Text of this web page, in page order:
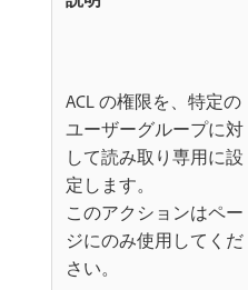
ACL の権限を、特定の
ユーザーグループに対
して読み取り専用に設
定します。
このアクションはペー
ジにのみ使用してくだ
さい。